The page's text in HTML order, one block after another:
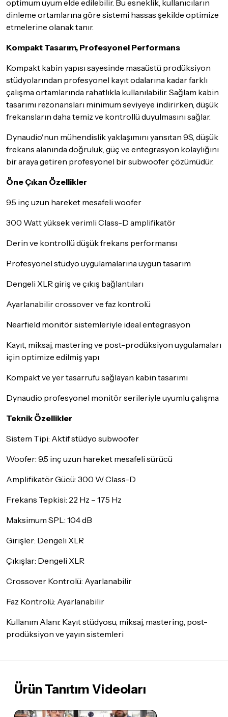
optimum uyum elde edilebilir. Bu esneklik, kullanıcıların
dinleme ortamlarına göre sistemi hassas şekilde optimize
etmelerine olanak tanır.
Kompakt Tasarım, Profesyonel Performans
Kompakt kabin yapısı sayesinde masaüstü prodüksiyon
stüdyolarından profesyonel kayıt odalarına kadar farklı
çalışma ortamlarında rahatlıkla kullanılabilir. Sağlam kabin
tasarımı rezonansları minimum seviyeye indirirken, düşük
frekansların daha temiz ve kontrollü duyulmasını sağlar.
Dynaudio'nun mühendislik yaklaşımını yansıtan 9S, düşük
frekans alanında doğruluk, güç ve entegrasyon kolaylığını
bir araya getiren profesyonel bir subwoofer çözümüdür.
Öne Çıkan Özellikler
9.5 inç uzun hareket mesafeli woofer
300 Watt yüksek verimli Class-D amplifikatör
Derin ve kontrollü düşük frekans performansı
Profesyonel stüdyo uygulamalarına uygun tasarım
Dengeli XLR giriş ve çıkış bağlantıları
Ayarlanabilir crossover ve faz kontrolü
Nearfield monitör sistemleriyle ideal entegrasyon
Kayıt, miksaj, mastering ve post-prodüksiyon uygulamaları
için optimize edilmiş yapı
Kompakt ve yer tasarrufu sağlayan kabin tasarımı
Dynaudio profesyonel monitör serileriyle uyumlu çalışma
Teknik Özellikler
Sistem Tipi: Aktif stüdyo subwoofer
Woofer: 9.5 inç uzun hareket mesafeli sürücü
Amplifikatör Gücü: 300 W Class-D
Frekans Tepkisi: 22 Hz – 175 Hz
Maksimum SPL: 104 dB
Girişler: Dengeli XLR
Çıkışlar: Dengeli XLR
Crossover Kontrolü: Ayarlanabilir
Faz Kontrolü: Ayarlanabilir
Kullanım Alanı: Kayıt stüdyosu, miksaj, mastering, post-
prodüksiyon ve yayın sistemleri
Ürün Tanıtım Videoları